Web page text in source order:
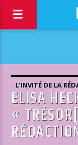
L'INVITÉ DE LA
ELISA
«